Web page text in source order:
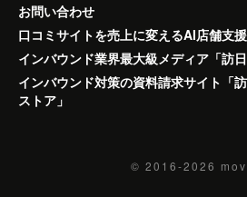
お問い合わせ
口コミサイトを売上に変えるAI店舗支
インバウンド業界最大級メディア「訪日
インバウンド対策の資料請求サイト「
ストア」
© 2016-2026